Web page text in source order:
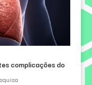
complicações do